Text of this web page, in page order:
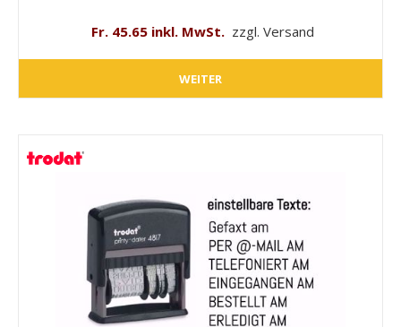
Fr. 45.65 inkl. MwSt. zzgl. Versand
WEITER